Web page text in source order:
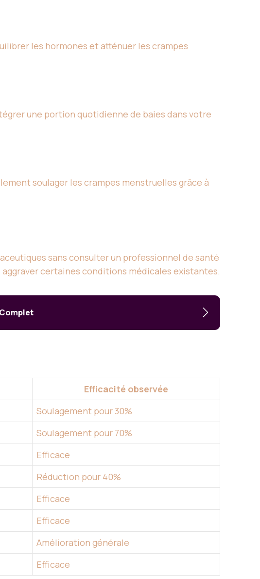
les hormones et atténuer les crampes
une portion quotidienne de baies dans votre
soulager les crampes menstruelles grâce à
sans consulter un professionnel de santé
certaines conditions médicales existantes.
Efficacité observée
Soulagement pour 30%
Soulagement pour 70%
Efficace
Réduction pour 40%
Efficace
Efficace
Amélioration générale
Efficace